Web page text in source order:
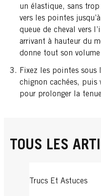
un élastique, sans trop
vers les pointes
queue de cheval vers
arrivant à hauteur du
donne tout son volume
Fixez les pointes sous
chignon cachées, puis
pour prolonger la
TOUS LES
Trucs Et Astuces